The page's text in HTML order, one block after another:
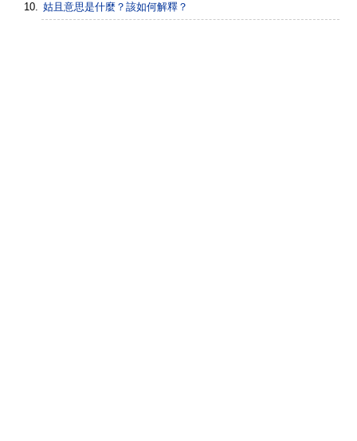
姑且意思是什麼？該如何解釋？